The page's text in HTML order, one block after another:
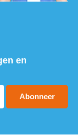
en
Abonneer